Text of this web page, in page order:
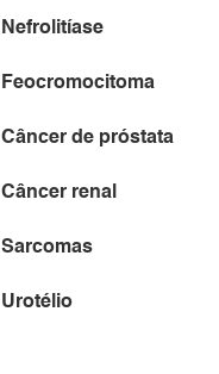
Nefrolitíase
Feocromocitoma
Câncer de próstata
Câncer renal
Sarcomas
Urotélio